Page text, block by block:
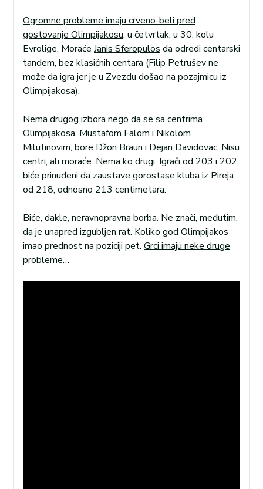
Ogromne probleme imaju crveno-beli pred
gostovanje Olimpijakosu, u četvrtak, u 30. kolu
Evrolige. Moraće Janis Sferopulos da odredi centarski
tandem, bez klasičnih centara (Filip Petrušev ne
može da igra jer je u Zvezdu došao na pozajmicu iz
Olimpijakosa).
Nema drugog izbora nego da se sa centrima
Olimpijakosa, Mustafom Falom i Nikolom
Milutinovim, bore Džon Braun i Dejan Davidovac. Nisu
centri, ali moraće. Nema ko drugi. Igrači od 203 i 202,
biće prinuđeni da zaustave gorostase kluba iz Pireja
od 218, odnosno 213 centimetara.
Biće, dakle, neravnopravna borba. Ne znači, međutim,
da je unapred izgubljen rat. Koliko god Olimpijakos
imao prednost na poziciji pet. Grci imaju neke druge
probleme…